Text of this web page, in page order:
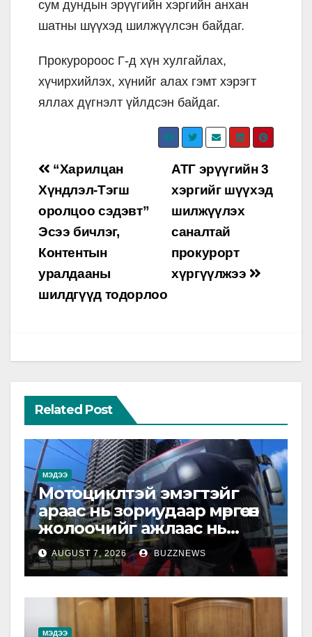
сум дундын эрүүгийн хэргийн анхан
шатны шүүхэд шилжүүлсэн байдаг.
Прокуророос Г-д хүн хулгайлах,
хүчирхийлэх, хүнийг алах гэмт хэрэгт
яллах дүгнэлт үйлдсэн байдаг.
Post
navigation
АТГ эрүүгийн 3
хэргийг шүүхэд
шилжүүлэх
саналтай
прокурорт
хүргүүлжээ
“Харилцан
Хүндлэл-Тэгш
оролцоо сэдэвт”
Эсээ бичлэг,
Контентын
уралдааны
шилдгүүд тодорлоо
Related Post
МЭДЭЭ
Мотоциклтэй эмэгтэйг
араас нь зориудаар мөргөсөн
жолоочийг ажлаас нь
чөлөөлжээ
AUGUST 7, 2026 BUZZNEWS
МЭДЭЭ